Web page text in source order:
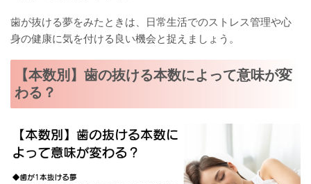
歯が抜ける夢をみたときは、日常生活でのストレス管理や心
身の健康に気を付ける良い機会と捉えましょう。
【本数別】歯の抜ける本数によって意味が変
わる？